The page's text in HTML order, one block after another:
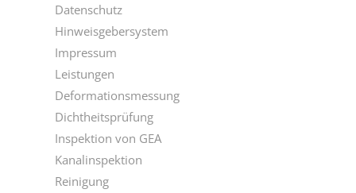
Datenschutz
Hinweisgebersystem
Impressum
Leistungen
Deformationsmessung
Dichtheitsprüfung
Inspektion von GEA
Kanalinspektion
Reinigung